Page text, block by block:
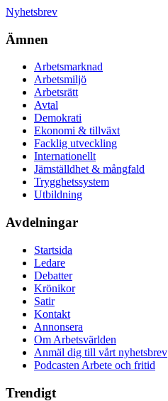
Nyhetsbrev
Ämnen
Arbetsmarknad
Arbetsmiljö
Arbetsrätt
Avtal
Demokrati
Ekonomi & tillväxt
Facklig utveckling
Internationellt
Jämställdhet & mångfald
Trygghetssystem
Utbildning
Avdelningar
Startsida
Ledare
Debatter
Krönikor
Satir
Kontakt
Annonsera
Om Arbetsvärlden
Anmäl dig till vårt nyhetsbrev
Podcasten Arbete och fritid
Trendigt